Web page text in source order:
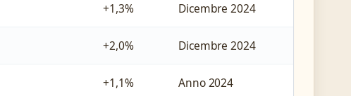
+1,3% Dicembre 2024
+2,0% Dicembre 2024
+1,1% Anno 2024